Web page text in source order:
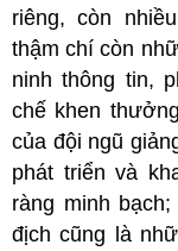
riêng, còn
thậm chí còn
ninh thông tin,
chế khen
của đội ngũ
phát triển và
ràng minh
địch cũng là